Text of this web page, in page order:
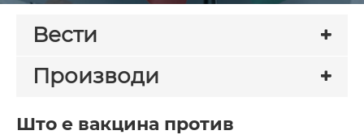
Вести
Производи
Што е вакцина против